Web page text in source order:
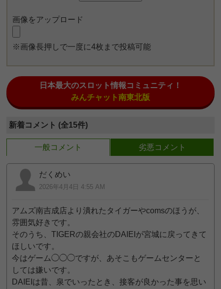
画像をアップロード
※画像長押しで一度に4枚まで投稿可能
日本最大のスロット情報コミュニティ！
みんチャット南東北版
新着コメント (全15件)
一般コメント 劣悪コメント
だくめい
2026年4月4日 4:55 AM
アムズ南吉成店より潰れたタイガーやcomsのほうが、
雰囲気好きです。
そのうち、TIGERの親会社のDAIEIが宮城に戻ってきて
ほしいです。
今はゲーム◯◯◯ですが、あそこもゲームセンターと
しては嫌いです。
DAIEIは昔、泉でいったとき、接客が良かった事を思い